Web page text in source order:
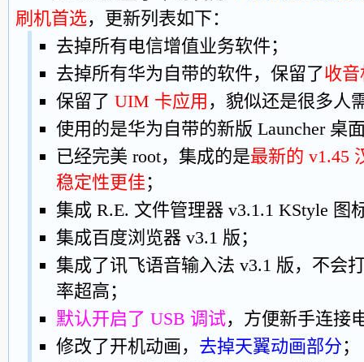
刷机首选，更新列表如下：
去掉所有电信增值业务软件；
去掉所有华为自带的软件，保留了收
保留了 UIM 卡应用 ，貌似还是很多人
使用的是华为自带的新版 Launcher 桌
已经完美 root，集成的是最新的 v1.45
稳定性更佳；
集成 R.E. 文件管理器 v3.1.1 KStyle 图
集成百度浏览器 v3.1 版；
集成了讯飞语音输入法 v3.1 版，不会
率超高；
默认开启了 USB 调试，方便新手连接
修改了开机动画， 去掉天翼动画部分；